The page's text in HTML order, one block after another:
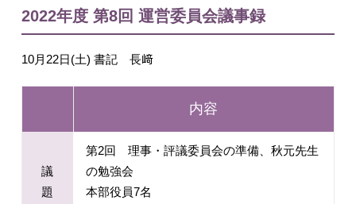
2022年度 第8回 運営委員会議事録
10月22日(土) 書記 長﨑
内容
議
題
第2回 理事・評議委員会の準備、秋元先生
の勉強会
本部役員7名